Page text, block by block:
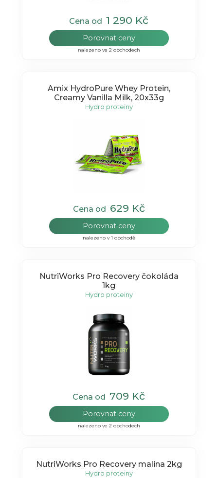
Cena od1 290 Kč
Porovnat ceny
nalezeno ve 2 obchodech
Amix HydroPure Whey Protein,
Creamy Vanilla Milk, 20x33g
Hydro proteiny
Cena od 629 Kč
Porovnat ceny
nalezeno v 1 obchodě
NutriWorks Pro Recovery čokoláda
1kg
Hydro proteiny
Cena od 709 Kč
Porovnat ceny
nalezeno ve 2 obchodech
NutriWorks Pro Recovery malina 2kg
Hydro proteiny